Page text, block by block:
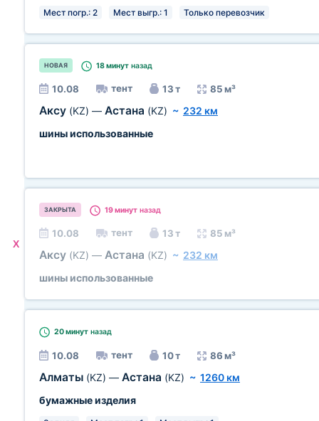
Мест погр.: 2 Мест выгр.: 1 Только перевозчик
НОВАЯ 18 минут назад
10.08 тент 13 т 85 м³
Аксу (KZ) — Астана (KZ) ~ 232 км
шины использованные
X
ЗАКРЫТА 19 минут назад
10.08 тент 13 т 85 м³
Аксу (KZ) — Астана (KZ) ~ 232 км
шины использованные
20 минут назад
10.08 тент 10 т 86 м³
Алматы (KZ) — Астана (KZ) ~ 1260 км
бумажные изделия